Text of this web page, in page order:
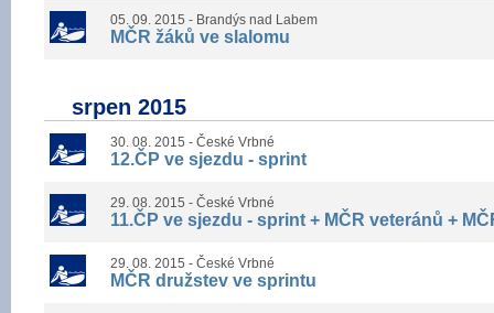
05. 09. 2015 - Brandýs nad Labem
MČR žáků ve slalomu
srpen 2015
30. 08. 2015 - České Vrbné
12.ČP ve sjezdu - sprint
29. 08. 2015 - České Vrbné
11.ČP ve sjezdu - sprint + MČR veteránů +
29. 08. 2015 - České Vrbné
MČR družstev ve sprintu